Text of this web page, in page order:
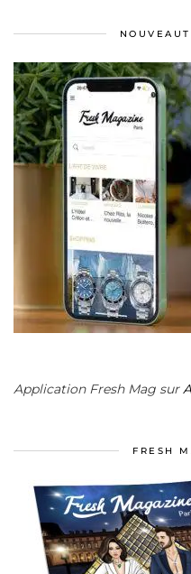
Application Fresh Mag sur
FRESH